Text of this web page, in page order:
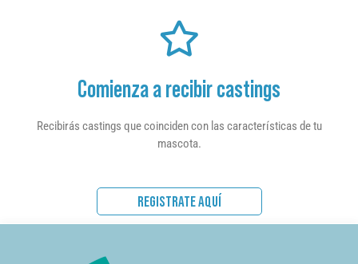
Comienza a recibir castings
Recibirás castings que coinciden con las características de tu
mascota.
REGISTRATE AQUÍ